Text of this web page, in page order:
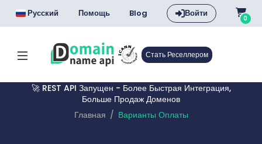
Русский Помощь Blog Войти 0
Стать Реселлером
🚀 REST API Запущен - Более Быстрая Интеграция,
Больше Продаж Доменов
Главная
Варианты Оплаты